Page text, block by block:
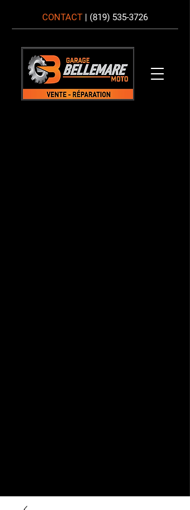
CONTACT | (819) 535-3726